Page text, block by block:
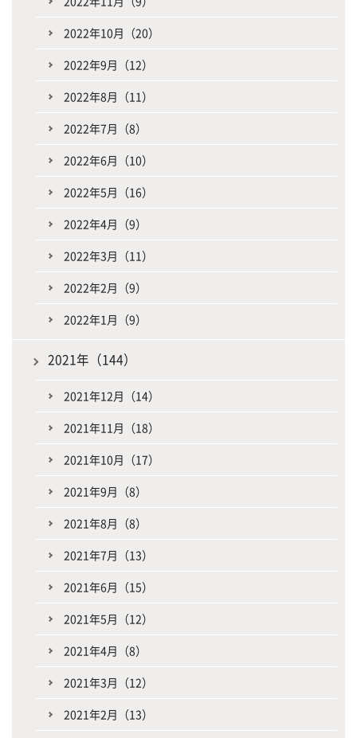
2022年10月（20）
2022年9月（12）
2022年8月（11）
2022年7月（8）
2022年6月（10）
2022年5月（16）
2022年4月（9）
2022年3月（11）
2022年2月（9）
2022年1月（9）
2021年（144）
2021年12月（14）
2021年11月（18）
2021年10月（17）
2021年9月（8）
2021年8月（8）
2021年7月（13）
2021年6月（15）
2021年5月（12）
2021年4月（8）
2021年3月（12）
2021年2月（13）